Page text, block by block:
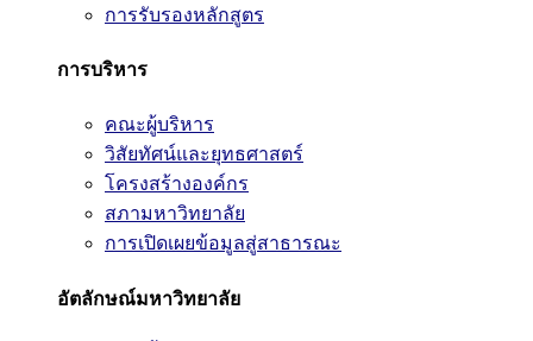
การรับรองหลักสูตร
การบริหาร
คณะผู้บริหาร
วิสัยทัศน์และยุทธศาสตร์
โครงสร้างองค์กร
สภามหาวิทยาลัย
การเปิดเผยข้อมูลสู่สาธารณะ
อัตลักษณ์มหาวิทยาลัย